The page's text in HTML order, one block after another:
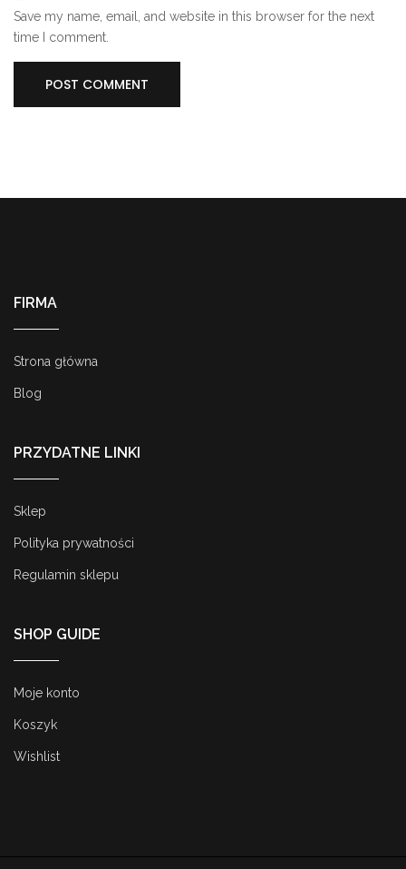
Save my name, email, and website in this browser for the next
time I comment.
FIRMA
Strona główna
Blog
PRZYDATNE LINKI
Sklep
Polityka prywatności
Regulamin sklepu
SHOP GUIDE
Moje konto
Koszyk
Wishlist